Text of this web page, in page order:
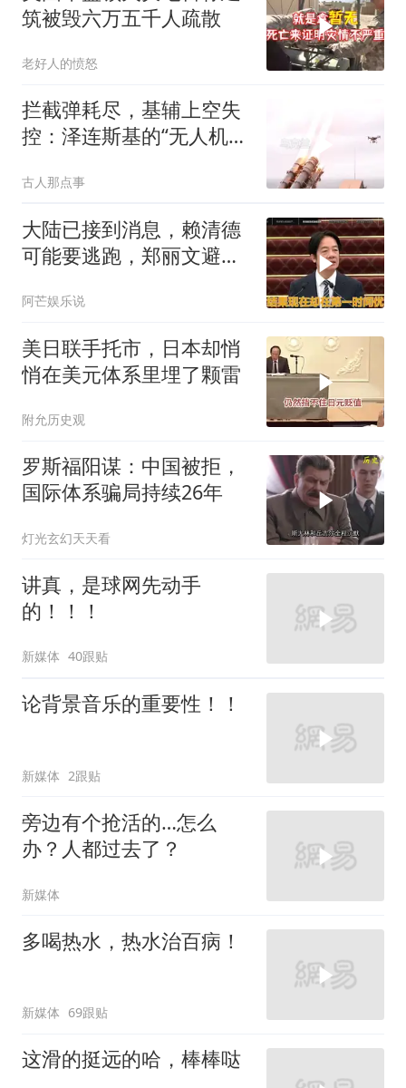
筑被毁六万五千人疏散
老好人的愤怒
拦截弹耗尽，基辅上空失
控：泽连斯基的“无人机神
古人那点事
大陆已接到消息，赖清德
可能要逃跑，郑丽文避谈
阿芒娱乐说
美日联手托市，日本却悄
悄在美元体系里埋了颗雷
附允历史观
罗斯福阳谋：中国被拒，
国际体系骗局持续26年
灯光玄幻天天看
讲真，是球网先动手
的！！！
新媒体 40跟贴
论背景音乐的重要性！！
新媒体 2跟贴
旁边有个抢活的…怎么
办？人都过去了？
新媒体
多喝热水，热水治百病！
新媒体 69跟贴
这滑的挺远的哈，棒棒哒